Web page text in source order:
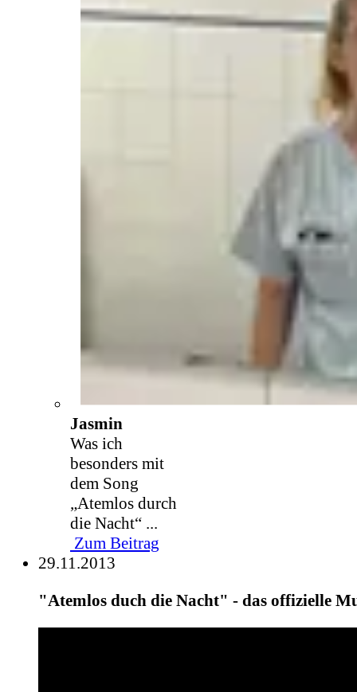
Jasmin
Was ich
besonders mit
dem Song
„Atemlos durch
die Nacht“ ...
Zum Beitrag
29.11.2013
"Atemlos duch die Nacht" - das offizielle